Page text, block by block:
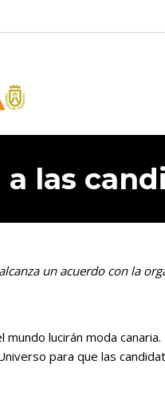
a las
un acuerdo con la
lucirán moda
para que las